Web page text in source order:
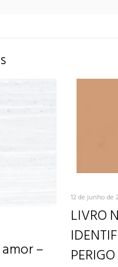
–
12 de junho de
LIVRO
PERIGO